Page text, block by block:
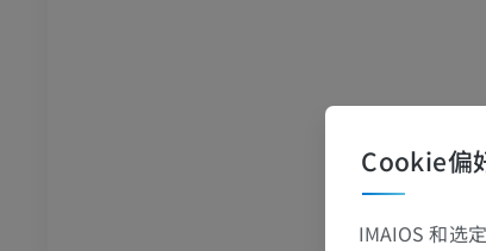
Cookie偏
IMAIOS 和选